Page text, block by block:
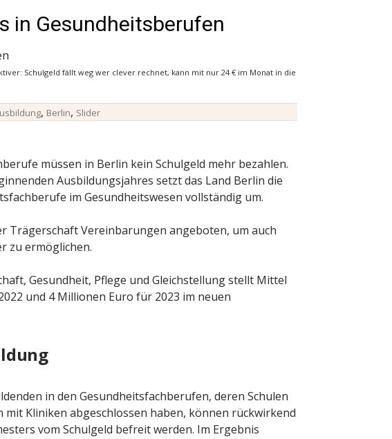
in Gesundheitsberufen
Schulgeld fällt weg wer clever rechnet, kann mit nur 24 € im Monat in die
, Berlin, Slider
müssen in Berlin kein Schulgeld mehr bezahlen.
Ausbildungsjahres setzt das Land Berlin die
im Gesundheitswesen vollständig um.
Trägerschaft Vereinbarungen angeboten, um auch
zu ermöglichen.
Gesundheit, Pflege und Gleichstellung stellt Mittel
und 4 Millionen Euro für 2023 im neuen
in den Gesundheitsfachberufen, deren Schulen
Kliniken abgeschlossen haben, können rückwirkend
vom Schulgeld befreit werden. Im Ergebnis